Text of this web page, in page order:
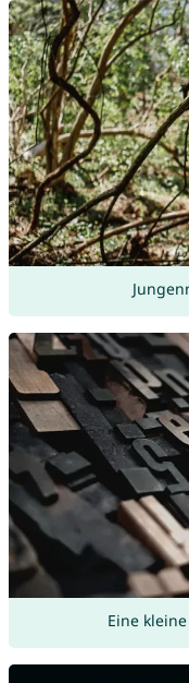
Eine